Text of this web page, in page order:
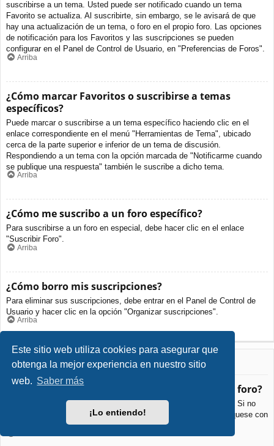
Este sitio web utiliza cookies para asegurar que
obtenga la mejor experiencia en nuestro sitio
web. Saber más
¡Lo entiendo!
suscribirse a un tema. Usted puede ser notificado cuando un tema
Favorito se actualiza. Al suscribirte, sin embargo, se le avisará de que
hay una actualización de un tema, o foro en el propio foro. Las opciones
de notificación para los Favoritos y las suscripciones se pueden
configurar en el Panel de Control de Usuario, en "Preferencias de Foros".
Arriba
¿Cómo marcar Favoritos o suscribirse a temas
específicos?
Puede marcar o suscribirse a un tema específico haciendo clic en el
enlace correspondiente en el menú "Herramientas de Tema", ubicado
cerca de la parte superior e inferior de un tema de discusión.
Respondiendo a un tema con la opción marcada de "Notificarme cuando
se publique una respuesta" también le suscribe a dicho tema.
Arriba
¿Cómo me suscribo a un foro específico?
Para suscribirse a un foro en especial, debe hacer clic en el enlace
"Suscribir Foro".
Arriba
¿Cómo borro mis suscripciones?
Para eliminar sus suscripciones, debe entrar en el Panel de Control de
Usuario y hacer clic en la opción "Organizar suscripciones".
Arriba
Archivos Adjuntos
¿Qué archivos adjuntos son permitidos en este foro?
Cada foro puede permitir o no ciertos tipos de archivos adjuntos. Si no
está seguro de que tipos de archivos se pueden cargar, comuníquese con
La Administración para obtener más información.